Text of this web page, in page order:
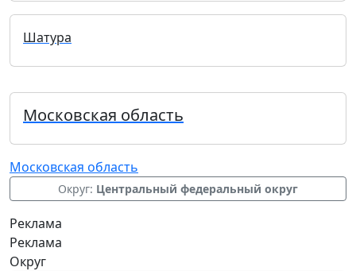
Шатура
Московская область
Московская область
Округ: Центральный федеральный округ
Реклама
Реклама
Округ